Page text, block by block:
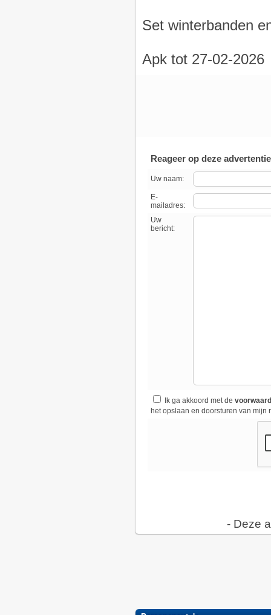
Set winterbanden
Apk tot 27-02-2026
Reageer op deze advertentie
Uw naam:
E-
mailadres:
Uw
bericht:
Ik ga akkoord met de
het opslaan en doorsturen van
- Deze